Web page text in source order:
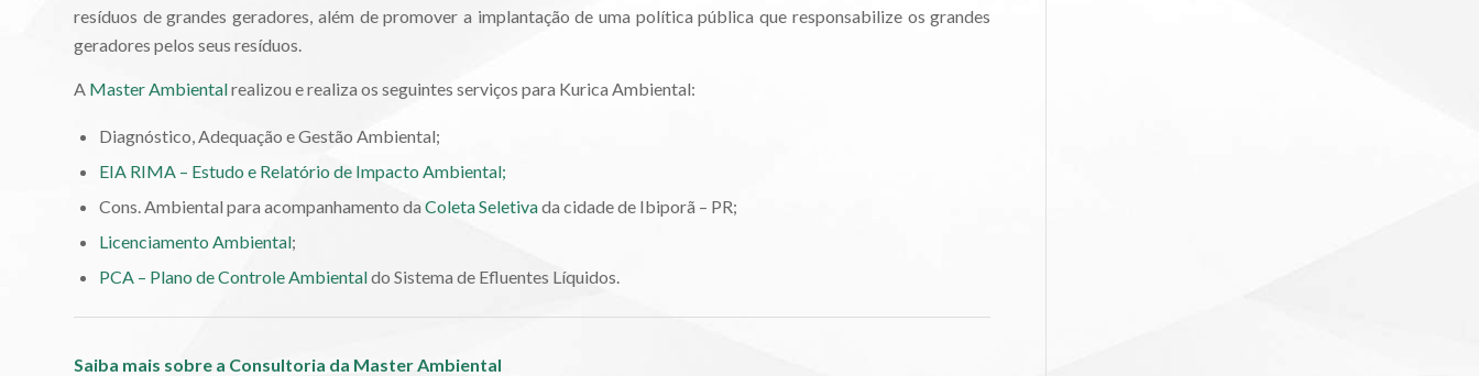
resíduos de grandes geradores, além de promover a implantação de uma política pública que responsabilize os grandes
geradores pelos seus resíduos.
A Master Ambientalrealizou e realiza os seguintes serviços para Kurica Ambiental:
Diagnóstico, Adequação e Gestão Ambiental;
EIA RIMA – Estudo e Relatório de Impacto Ambiental;
Cons. Ambiental para acompanhamento daColeta Seletivada cidade de Ibiporã – PR;
Licenciamento Ambiental;
PCA – Plano de Controle Ambientaldo Sistema de Efluentes Líquidos.
Saiba mais sobre a Consultoria da Master Ambiental